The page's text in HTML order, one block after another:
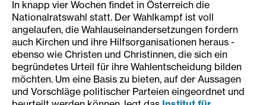
In knapp vier Wochen findet in Österreich die
Nationalratswahl statt. Der Wahlkampf ist voll
angelaufen, die Wahlauseinandersetzungen fordern
auch Kirchen und ihre Hilfsorganisationen heraus -
ebenso wie Christen und Christinnen, die sich ein
begründetes Urteil für ihre Wahlentscheidung bilden
möchten. Um eine Basis zu bieten, auf der Aussagen
und Vorschläge politischer Parteien eingeordnet und